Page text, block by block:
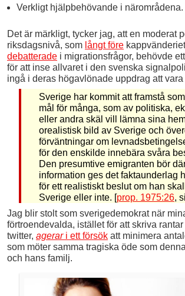
Verkligt hjälpbehövande i närområdena.
Det är märkligt, tycker jag, att en moderat
riksdagsnivå, som långt före
debatterade i migrationsfrågor, behövde
för att inse allvaret i den svenska
ingå i deras högavlönade uppdrag att vara
Sverige har kommit att framstå
mål för många, som av politiska,
eller andra skäl vill lämna sina
orealistisk bild av Sverige och
förväntningar om
för den enskilde innebära svåra
Den presumtive emigranten bör
information ges det faktaunderlag
för ett realistiskt beslut om han
Sverige eller inte. [prop. 1975:26,
Jag blir stolt som sverigedemokrat när
förtroendevalda, istället för att skriva
twitter, agerari ett försök att minimera
som möter samma tragiska öde som
och hans familj.